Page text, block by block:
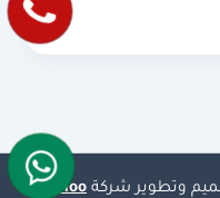
Olymoo